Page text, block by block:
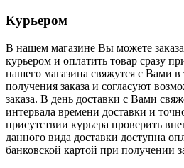
Курьером
В нашем магазине Вы можете
курьером и оплатить товар сразу
нашего магазина свяжутся с Вами в
получения заказа и согласуют
заказа. В день доставки с Вами
интервала времени доставки и
присутствии курьера проверить
данного вида доставки доступна
банковской картой при получении